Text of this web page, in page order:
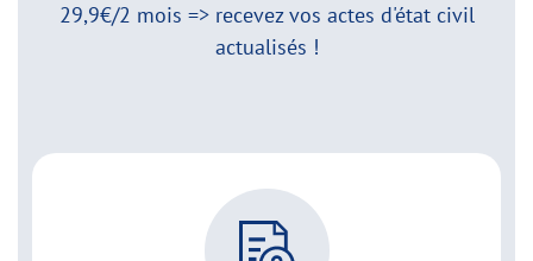
29,9€/2 mois => recevez vos actes d'état civil
actualisés !